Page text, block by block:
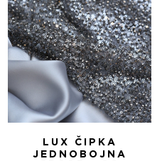
LUX ČIPKA
JEDNOBOJNA